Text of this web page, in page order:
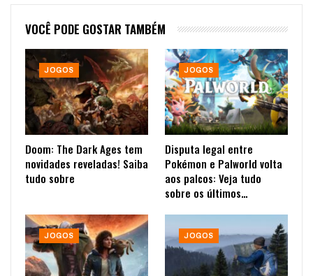
VOCÊ PODE GOSTAR TAMBÉM
JOGOS
Doom: The Dark Ages tem
novidades reveladas! Saiba
tudo sobre
JOGOS
Disputa legal entre
Pokémon e Palworld volta
aos palcos: Veja tudo
sobre os últimos…
JOGOS JOGOS